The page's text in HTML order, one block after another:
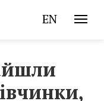
EN